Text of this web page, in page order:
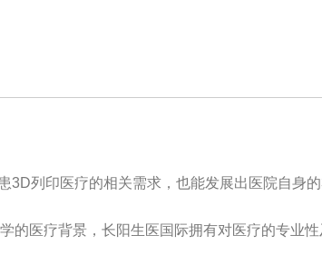
列印医疗的相关需求，也能发展出医院自身的
医疗背景，长阳生医国际拥有对医疗的专业